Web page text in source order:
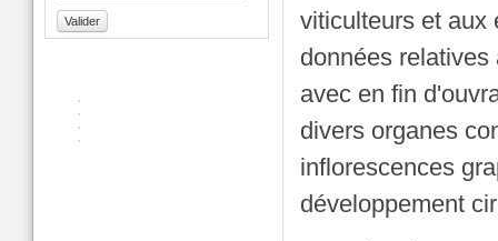
viticulteurs et aux
données
avec en fin
divers organes
inflorescences
développement
Valider